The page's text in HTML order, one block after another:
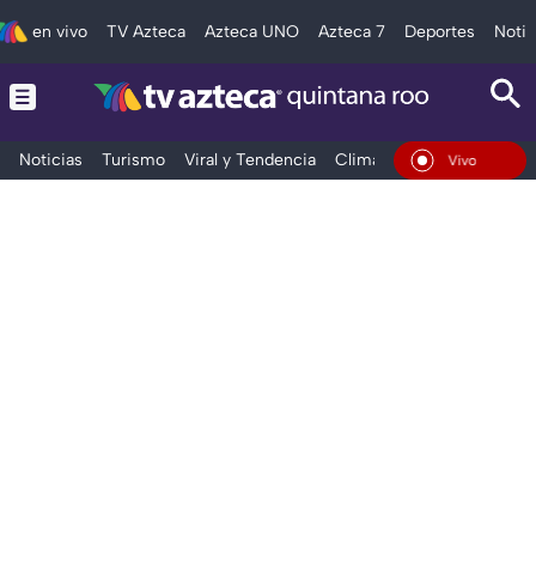
en vivo TV Azteca Azteca UNO Azteca 7 Deportes
Noticias Turismo Viral y Tendencia Clima Tráfico
En Vivo